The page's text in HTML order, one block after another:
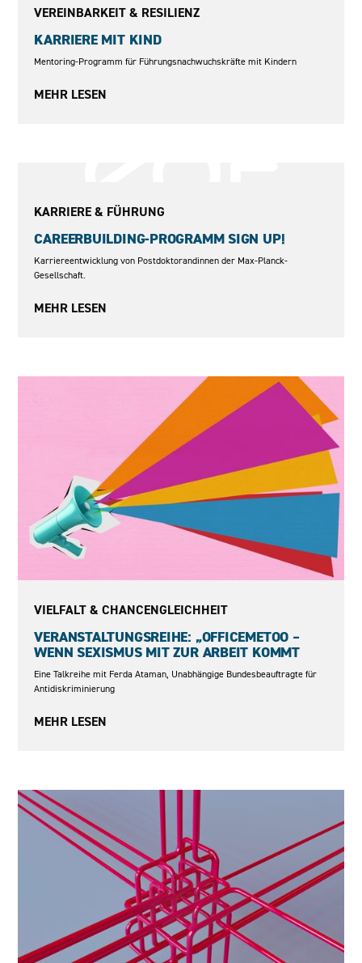
VEREINBARKEIT & RESILIENZ
KARRIERE MIT KIND
Mentoring-Programm für Führungsnachwuchskräfte mit Kindern
MEHR LESEN
KARRIERE & FÜHRUNG
CAREERBUILDING-PROGRAMM SIGN UP!
Karriereentwicklung von Postdoktorandinnen der Max-Planck-
Gesellschaft.
MEHR LESEN
VIELFALT & CHANCENGLEICHHEIT
VERANSTALTUNGSREIHE: „OFFICEMETOO –
WENN SEXISMUS MIT ZUR ARBEIT KOMMT
Eine Talkreihe mit Ferda Ataman, Unabhängige Bundesbeauftragte für
Antidiskriminierung
MEHR LESEN